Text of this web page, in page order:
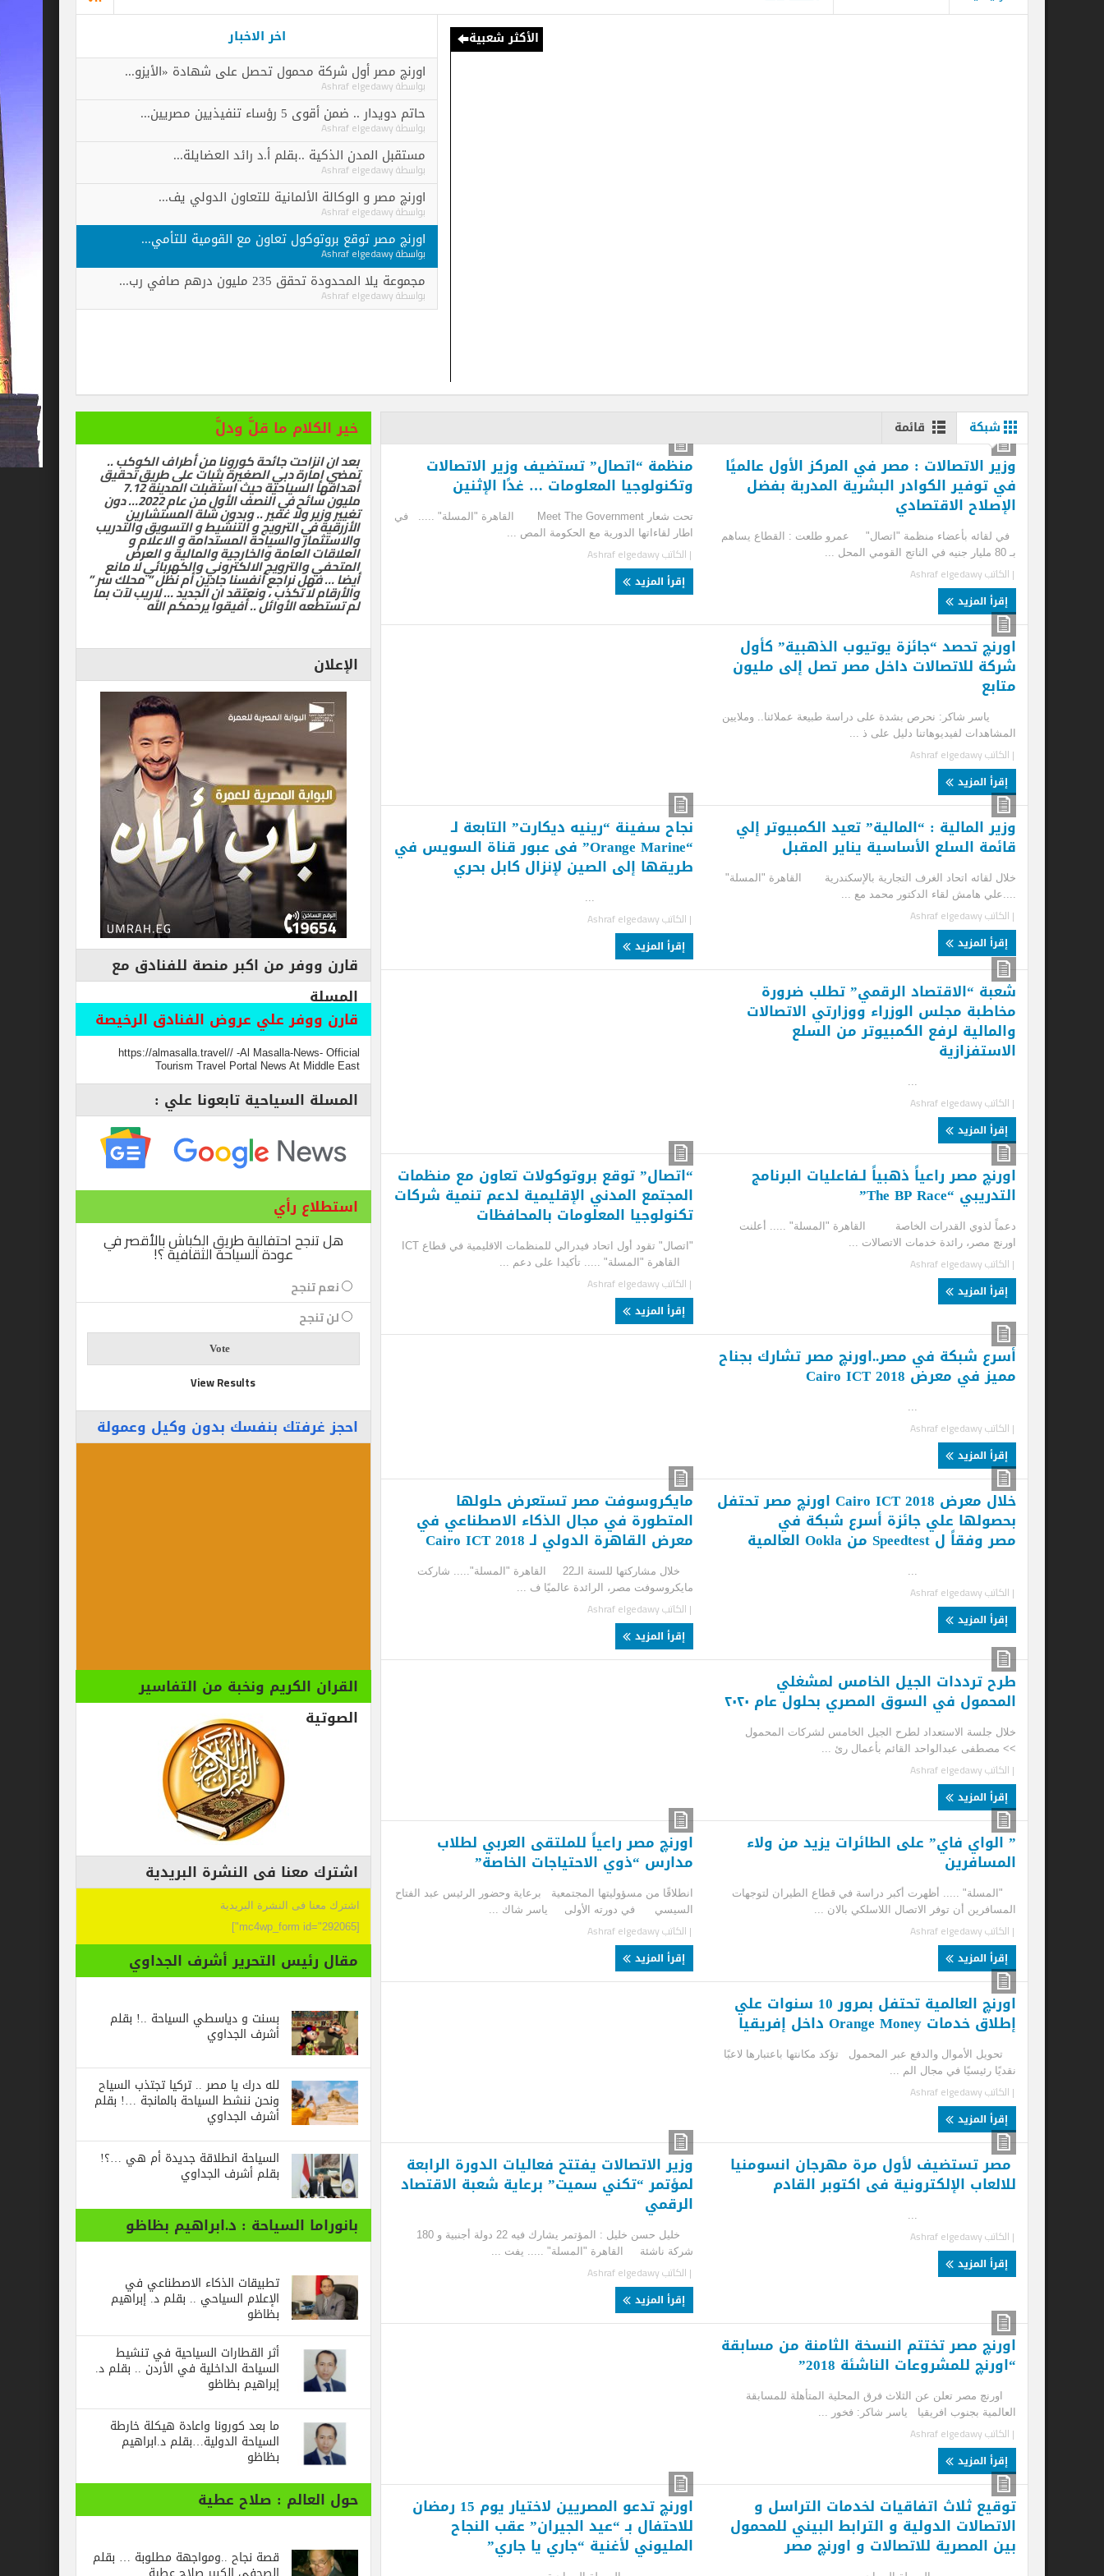
الأكثر شعبية
اخر الاخبار
اورنچ مصر أول شركة محمول تحصل على شهادة «الأيزو...
Ashraf elgedawy
حاتم دويدار .. ضمن أقوى 5 رؤساء تنفيذيين مصريين...
Ashraf elgedawy
مستقبل المدن الذكية ..بقلم أ.د رائد العضايلة...
Ashraf elgedawy
اورنچ مصر و الوكالة الألمانية للتعاون الدولي يف...
Ashraf elgedawy
اورنچ مصر توقع بروتوكول تعاون مع القومية للتأمي...
Ashraf elgedawy
مجموعة يلا المحدودة تحقق 235 مليون درهم صافي رب...
Ashraf elgedawy
قائمة
وزير الاتصالات : مصر في المركز الأول عالميًا
في توفير الكوادر البشرية المدربة بفضل
الإصلاح الاقتصادي
في لقائه بأعضاء منظمة "اتصال" عمرو طلعت : القطاع يساهم
Ashraf elgedawy
منظمة “اتصال” تستضيف وزير الاتصالات
وتكنولوجيا المعلومات … غدًا الإثنين
تحت شعار Meet The Government القاهرة "المسلة" ..... في
اطار لقاءاتها الدورية مع الحكومة المص ...
Ashraf elgedawy
اورنچ تحصد “جائزة يوتيوب الذهبية” كأول
شركة للاتصالات داخل مصر تصل إلى مليون
ياسر شاكر: نحرص بشدة على دراسة طبيعة عملائنا.. وملايين
المشاهدات لفيديوهاتنا دليل على ذ ...
Ashraf elgedawy
وزير المالية : “المالية” تعيد الكمبيوتر إلي
قائمة السلع الأساسية يناير المقبل
خلال لقائه اتحاد الغرف التجارية بالإسكندرية القاهرة "المسلة"
....علي هامش لقاء الدكتور محمد مع ...
Ashraf elgedawy
نجاح سفينة “رينيه ديكارت” التابعة لـ
“Orange Marine” فى عبور قناة السويس في
طريقها إلى الصين لإنزال كابل بحري
Ashraf elgedawy
شعبة “الاقتصاد الرقمي” تطلب ضرورة
مخاطبة مجلس الوزراء ووزارتي الاتصالات
والمالية لرفع الكمبيوتر من السلع
الاستفزازية
Ashraf elgedawy
اورنچ مصر راعياً ذهبياً لـفاعليات البرنامج
التدريبي “The BP Race”
دعماً لذوي القدرات الخاصة القاهرة "المسلة" ..... أعلنت
اورنچ مصر، رائدة خدمات الاتصالات ...
Ashraf elgedawy
“اتصال” توقع بروتوكولات تعاون مع منظمات
المجتمع المدني الإقليمية لدعم تنمية شركات
تكنولوجيا المعلومات بالمحافظات
"اتصال" تقود أول اتحاد فيدرالي للمنظمات الاقليمية في قطاع ICT
القاهرة "المسلة" ..... تأكيدا على دعم ...
Ashraf elgedawy
أسرع شبكة في مصر..اورنچ مصر تشارك بجناح
مميز في معرض Cairo ICT 2018
Ashraf elgedawy
خلال معرض Cairo ICT 2018 اورنچ مصر تحتفل
بحصولها علي جائزة أسرع شبكة في
مصر وفقاً ل Speedtest من Ookla العالمية
Ashraf elgedawy
مايكروسوفت مصر تستعرض حلولها
المتطورة في مجال الذكاء الاصطناعي في
معرض القاهرة الدولي لـ Cairo ICT 2018
خلال مشاركتها للسنة الـ22 القاهرة "المسلة"..... شاركت
مايكروسوفت مصر، الرائدة عالميًا ف ...
Ashraf elgedawy
طرح ترددات الجيل الخامس لمشغلي
المحمول في السوق المصري بحلول عام ٢٠٢٠
خلال جلسة الاستعداد لطرح الجيل الخامس لشركات المحمول
>> مصطفى عبدالواحد القائم بأعمال رئ ...
Ashraf elgedawy
” الواي فاي” على الطائرات يزيد من ولاء
المسافرين
"المسلة" ..... أظهرت أكبر دراسة في قطاع الطيران لتوجهات
المسافرين أن توفر الاتصال اللاسلكي بالان ...
Ashraf elgedawy
اورنچ مصر راعياً للملتقى العربي لطلاب
مدارس “ذوي الاحتياجات الخاصة”
انطلاقًا من مسؤوليتها المجتمعية برعاية وحضور الرئيس عبد الفتاح
السيسي في دورته الأولى ياسر شاك ...
Ashraf elgedawy
اورنچ العالمية تحتفل بمرور 10 سنوات علي
إطلاق خدمات Orange Money داخل إفريقيا
تحويل الأموال والدفع عبر المحمول تؤكد مكانتها باعتبارها لاعبًا
نقديًا رئيسيًا في مجال الم ...
Ashraf elgedawy
مصر تستضيف لأول مرة مهرجان انسومنيا
للالعاب الإلكترونية فى اكتوبر القادم
Ashraf elgedawy
وزير الاتصالات يفتتح فعاليات الدورة الرابعة
لمؤتمر “تكني سميت” برعاية شعبة الاقتصاد
خليل حسن خليل : المؤتمر يشارك فيه 22 دولة أجنبية و 180
شركة ناشئة القاهرة "المسلة" ..... يفت ...
Ashraf elgedawy
اورنچ مصر تختتم النسخة الثامنة من مسابقة
“اورنچ للمشروعات الناشئة 2018”
اورنچ مصر تعلن عن الثلاث فرق المحلية المتأهلة للمسابقة
العالمية بجنوب افريقيا ياسر شاكر: فخور ...
Ashraf elgedawy
توقيع ثلاث اتفاقيات لخدمات التراسل و
الاتصالات الدولية و الترابط البيني للمحمول
بين المصرية للاتصالات و اورنچ مصر
اورنچ تدعو المصريين لاختيار يوم 15 رمضان
للاحتفال بـ “عيد الجيران” عقب النجاح
المليوني لأغنية “جاري يا جاري”
خير الكلام ما قلَّ ودلَّ
بعد ان انزاحت جائحة كورونا من أطراف الكوكب ..
تمضي إمارة دبي الصغيرة بثبات على طريق تحقيق
أهدافها السياحية حيث استقبلت المدينة 7.12
مليون سائح في النصف الأول من عام 2022… دون
تغيير وزير ولا غفير .. وبدون شلة المستشارين
الأزرقية في الترويج و التنشيط و التسويق والتدريب
والاستثمار والسياحة المستدامة و الاعلام و
العلاقات العامة والخارجية والمالية و العرض
المتحفي والترويج الالكتروني والكهربائي لا مانع
أيضا … فهل نراجع أنفسنا جادين أم نظل ” محلك سر ”
والأرقام لا تكذب ، ونعتقد ان الجديد … لاريب لآت بما
لم تستطعه الأوائل .. أفيقوا يرحمكم الله
قارن ووفر من اكبر منصة للفنادق مع
المسلة
قارن ووفر علي عروض الفنادق الرخيصة
https://almasalla.travel// -Al Masalla-News- Official
Tourism Travel Portal News At Middle East
المسلة السياحية تابعونا علي :
استطلاع رأي
هل تنجح احتفالية طريق الكباش بالأقصر في
عودة السياحة الثقافية ؟!
نعم تنجح
View Results
احجز غرفتك بنفسك بدون وكيل وعمولة
القران الكريم ونخبة من التفاسير
اشترك معنا فى النشرة البريدية
اشترك معنا فى النشرة البريدية
مقال رئيس التحرير أشرف الجداوي
بسنت و دياسطي السياحة ..! بقلم
أشرف الجداوي
لله درك يا مصر .. تركيا تجتذب السياح
ونحن ننشط السياحة بالمانجة …! بقلم
أشرف الجداوي
السياحة انطلاقة جديدة أم هي …؟!
بقلم أشرف الجداوي
بانوراما السياحة : د.ابراهيم بظاظو
تطبيقات الذكاء الاصطناعي في
الإعلام السياحي .. بقلم د. إبراهيم
بظاظو
أثر القطارات السياحية في تنشيط
السياحة الداخلية في الأردن .. بقلم د.
إبراهيم بظاظو
ما بعد كورونا واعادة هيكلة خارطة
السياحة الدولية…بقلم د.ابراهيم
بظاظو
حول العالم : صلاح عطية
قصة نجاح ..ومواجهة مطلوبة … بقلم